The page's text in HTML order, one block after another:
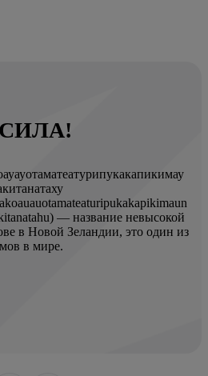
— название невысокой
в Новой Зеландии, это один из
в мире.